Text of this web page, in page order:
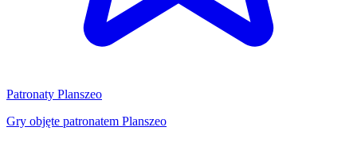
Patronaty Planszeo
Gry objęte patronatem Planszeo